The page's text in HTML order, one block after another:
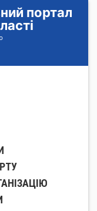
портал